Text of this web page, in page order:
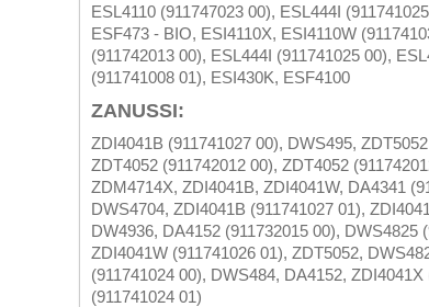
ESL4110 (911747023 00), ESL444I
ESF473 - BIO, ESI4110X, ESI4110W
(911742013 00), ESL444I (911741025 00),
(911741008 01), ESI430K, ESF4100
ZANUSSI:
ZDI4041B (911741027 00), DWS495,
ZDT4052 (911742012 00), ZDT4052
ZDM4714X, ZDI4041B, ZDI4041W, DA4341
DWS4704, ZDI4041B (911741027 01),
DW4936, DA4152 (911732015 00), DWS4825
ZDI4041W (911741026 01), ZDT5052,
(911741024 00), DWS484, DA4152,
(911741024 01)